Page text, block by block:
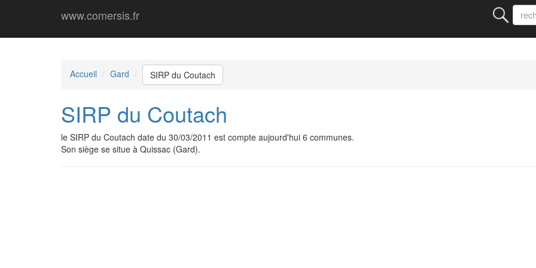
www.comersis.fr
Accueil Gard SIRP du Coutach
SIRP du Coutach
le SIRP du Coutach date du 30/03/2011 est compte aujourd'hui 6 communes.
Son siège se situe à Quissac (Gard).